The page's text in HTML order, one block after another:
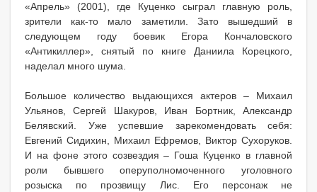
«Апрель» (2001), где Куценко сыграл главную роль,
зрители как-то мало заметили. Зато вышедший в
следующем году боевик Егора Кончаловского
«Антикиллер», снятый по книге Даниила Корецкого,
наделал много шума.
Большое количество выдающихся актеров – Михаил
Ульянов, Сергей Шакуров, Иван Бортник, Александр
Белявский. Уже успевшие зарекомендовать себя:
Евгений Сидихин, Михаил Ефремов, Виктор Сухоруков.
И на фоне этого созвездия – Гоша Куценко в главной
роли бывшего оперуполномоченного уголовного
розыска по прозвищу Лис. Его персонаж не